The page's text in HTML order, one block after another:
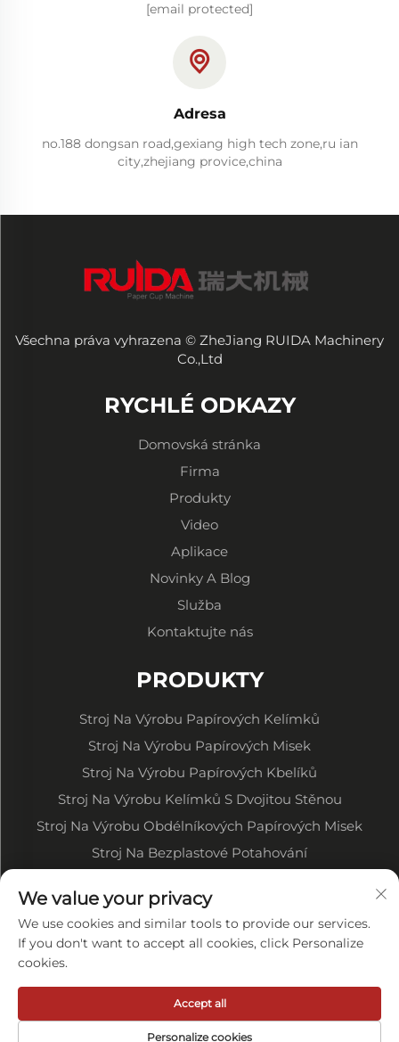
[email protected]
Adresa
no.188 dongsan road,gexiang high tech zone,ru ian
city,zhejiang provice,china
Všechna práva vyhrazena © ZheJiang RUIDA Machinery
Co.,Ltd
RYCHLÉ ODKAZY
Domovská stránka
Firma
Produkty
Video
Aplikace
Novinky A Blog
Služba
Kontaktujte nás
PRODUKTY
Stroj Na Výrobu Papírových Kelímků
Stroj Na Výrobu Papírových Misek
Stroj Na Výrobu Papírových Kbelíků
Stroj Na Výrobu Kelímků S Dvojitou Stěnou
Stroj Na Výrobu Obdélníkových Papírových Misek
Stroj Na Bezplastové Potahování
Stroj Na Stříhání Papírových Rolí
Ostatní Související Stroje
O SPOLEČNOSTI
Ochrana soukromí
We value your privacy
We use cookies and similar tools to provide our services.
If you don't want to accept all cookies, click Personalize
cookies.
Personalize cookies
Accept all